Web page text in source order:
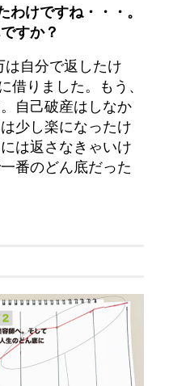
けですね・・・。
すか？
自分で返したけ
りました。もう、
自己破産はしなか
少し楽になったけ
は返さなきゃいけ
番のどん底だった